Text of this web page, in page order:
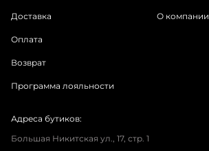
Доставка
Оплата
Возврат
Программа лояльности
О компании
Адреса бутиков:
Большая Никитская ул., 17, стр. 1